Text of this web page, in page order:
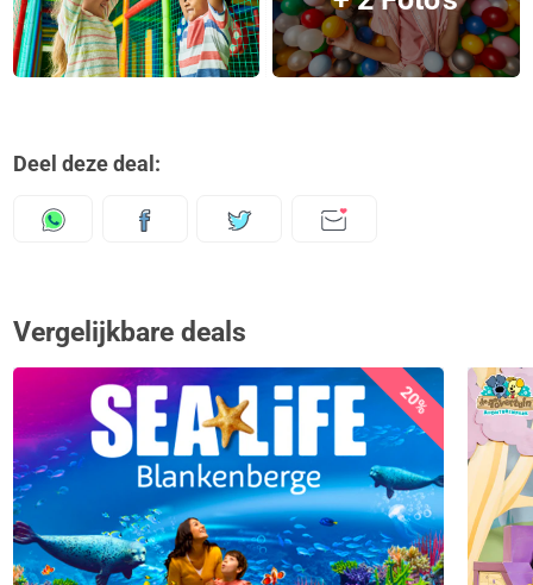
Deel deze deal:
Vergelijkbare deals
20%